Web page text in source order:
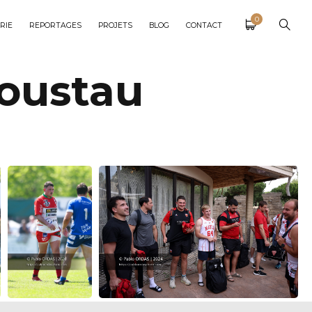
REPORTAGES PROJETS BLOG CONTACT
0